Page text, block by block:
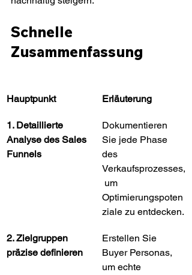
Schnelle
Zusammenfassung
Hauptpunkt Erläuterung
1. Detaillierte
Analyse des Sales
Funnels
Dokumentieren
Sie jede Phase
des
Verkaufsprozesses,
um
Optimierungspoten
ziale zu entdecken.
2. Zielgruppen
präzise definieren
Erstellen Sie
Buyer Personas,
um echte